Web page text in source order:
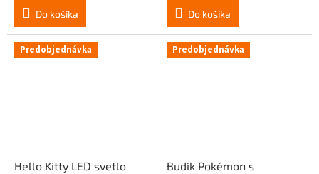
Do košíka Do košíka
Predobjednávka
Hello Kitty LED svetlo
Predobjednávka
Budík Pokémon s